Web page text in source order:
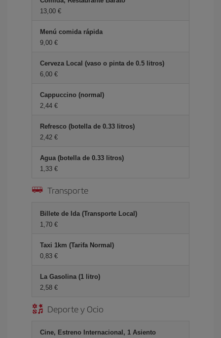
13,00 €
Menú comida rápida
9,00 €
Cerveza Local (vaso o pinta de 0.5 litros)
6,00 €
Cappuccino (normal)
2,44 €
Refresco (botella de 0.33 litros)
2,42 €
Agua (botella de 0.33 litros)
1,33 €
Transporte
Billete de Ida (Transporte Local)
1,70 €
Taxi 1km (Tarifa Normal)
0,83 €
La Gasolina (1 litro)
2,58 €
Deporte y Ocio
Cine, Estreno Internacional, 1 Asiento